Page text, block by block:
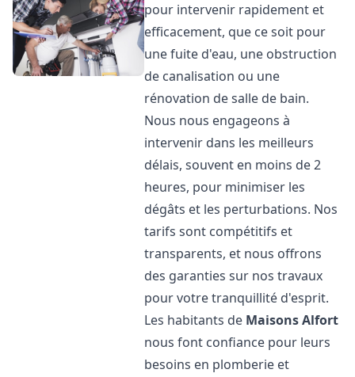
pour intervenir rapidement et
efficacement, que ce soit pour
une fuite d'eau, une obstruction
de canalisation ou une
rénovation de salle de bain.
Nous nous engageons à
intervenir dans les meilleurs
délais, souvent en moins de 2
heures, pour minimiser les
dégâts et les perturbations. Nos
tarifs sont compétitifs et
transparents, et nous offrons
des garanties sur nos travaux
pour votre tranquillité d'esprit.
Les habitants de Maisons Alfort
nous font confiance pour leurs
besoins en plomberie et